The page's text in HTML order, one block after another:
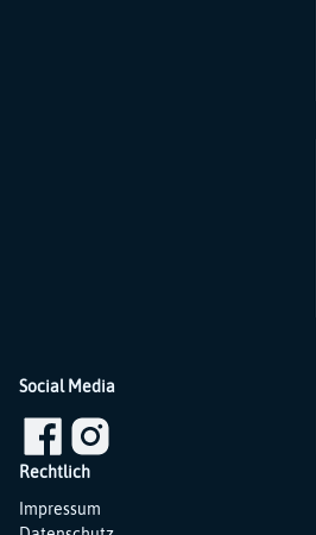
Social Media
Rechtlich
Navigation
Impressum